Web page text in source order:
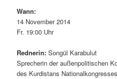
Wann:
14 November 2014
Fr. 19:00 Uhr
Rednerin: Songül Karabulut
Sprecherin der außenpolitischen
des Kurdistans